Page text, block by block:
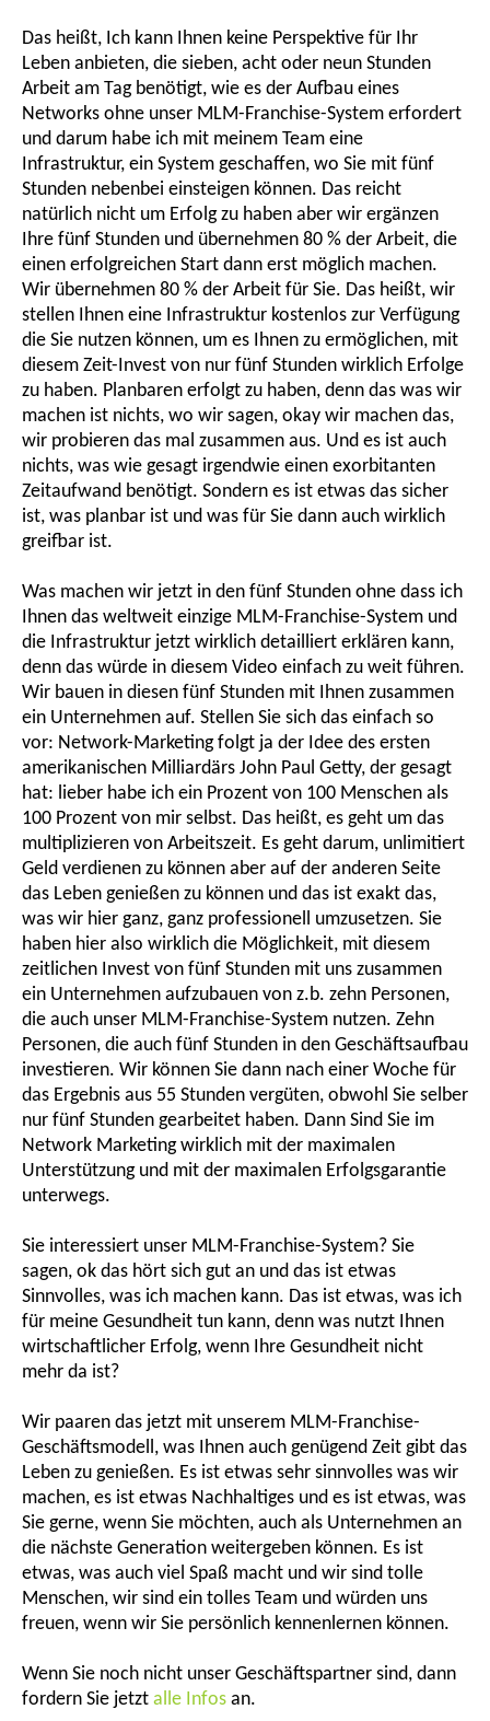
Das heißt, Ich kann Ihnen keine Perspektive für Ihr
Leben anbieten, die sieben, acht oder neun Stunden
Arbeit am Tag benötigt, wie es der Aufbau eines
Networks ohne unser MLM-Franchise-System erfordert
und darum habe ich mit meinem Team eine
Infrastruktur, ein System geschaffen, wo Sie mit fünf
Stunden nebenbei einsteigen können. Das reicht
natürlich nicht um Erfolg zu haben aber wir ergänzen
Ihre fünf Stunden und übernehmen 80 % der Arbeit, die
einen erfolgreichen Start dann erst möglich machen.
Wir übernehmen 80 % der Arbeit für Sie. Das heißt, wir
stellen Ihnen eine Infrastruktur kostenlos zur Verfügung
die Sie nutzen können, um es Ihnen zu ermöglichen, mit
diesem Zeit-Invest von nur fünf Stunden wirklich Erfolge
zu haben. Planbaren erfolgt zu haben, denn das was wir
machen ist nichts, wo wir sagen, okay wir machen das,
wir probieren das mal zusammen aus. Und es ist auch
nichts, was wie gesagt irgendwie einen exorbitanten
Zeitaufwand benötigt. Sondern es ist etwas das sicher
ist, was planbar ist und was für Sie dann auch wirklich
greifbar ist.
Was machen wir jetzt in den fünf Stunden ohne dass ich
Ihnen das weltweit einzige MLM-Franchise-System und
die Infrastruktur jetzt wirklich detailliert erklären kann,
denn das würde in diesem Video einfach zu weit führen.
Wir bauen in diesen fünf Stunden mit Ihnen zusammen
ein Unternehmen auf. Stellen Sie sich das einfach so
vor: Network-Marketing folgt ja der Idee des ersten
amerikanischen Milliardärs John Paul Getty, der gesagt
hat: lieber habe ich ein Prozent von 100 Menschen als
100 Prozent von mir selbst. Das heißt, es geht um das
multiplizieren von Arbeitszeit. Es geht darum, unlimitiert
Geld verdienen zu können aber auf der anderen Seite
das Leben genießen zu können und das ist exakt das,
was wir hier ganz, ganz professionell umzusetzen. Sie
haben hier also wirklich die Möglichkeit, mit diesem
zeitlichen Invest von fünf Stunden mit uns zusammen
ein Unternehmen aufzubauen von z.b. zehn Personen,
die auch unser MLM-Franchise-System nutzen. Zehn
Personen, die auch fünf Stunden in den Geschäftsaufbau
investieren. Wir können Sie dann nach einer Woche für
das Ergebnis aus 55 Stunden vergüten, obwohl Sie selber
nur fünf Stunden gearbeitet haben. Dann Sind Sie im
Network Marketing wirklich mit der maximalen
Unterstützung und mit der maximalen Erfolgsgarantie
unterwegs.
Sie interessiert unser MLM-Franchise-System? Sie
sagen, ok das hört sich gut an und das ist etwas
Sinnvolles, was ich machen kann. Das ist etwas, was ich
für meine Gesundheit tun kann, denn was nutzt Ihnen
wirtschaftlicher Erfolg, wenn Ihre Gesundheit nicht
mehr da ist?
Wir paaren das jetzt mit unserem MLM-Franchise-
Geschäftsmodell, was Ihnen auch genügend Zeit gibt das
Leben zu genießen. Es ist etwas sehr sinnvolles was wir
machen, es ist etwas Nachhaltiges und es ist etwas, was
Sie gerne, wenn Sie möchten, auch als Unternehmen an
die nächste Generation weitergeben können. Es ist
etwas, was auch viel Spaß macht und wir sind tolle
Menschen, wir sind ein tolles Team und würden uns
freuen, wenn wir Sie persönlich kennenlernen können.
Wenn Sie noch nicht unser Geschäftspartner sind, dann
fordern Sie jetzt alle Infos an.